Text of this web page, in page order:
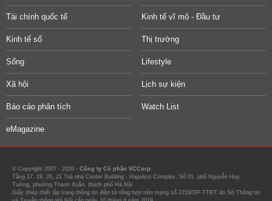
Tài chính quốc tế Kinh tế vĩ mô - Đầu tư
Kinh tế số Thị trường
Sống Lifestyle
Xã hội Lịch sự kiện
Báo cáo phân tích Watch List
eMagazine
© Copyright 2007 - 2026 - Công ty Cổ phần VCCorp.
Tầng 17, 19, 20, 21 Toà nhà Center Building - Hapulico Complex, Số 01, phố Nguyễn Huy
Tưởng, phường Thanh Xuân, thành phố Hà Nội
Giấy phép thiết lập trang thông tin điện tử tổng hợp trên mạng số 2216/GP-TTĐT do Sở Thông tin